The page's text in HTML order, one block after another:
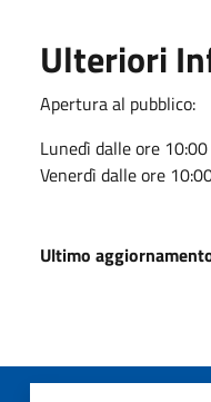
Ulteriori
Apertura al pubblico:
Lunedì dalle ore
Venerdì dalle ore
Ultimo